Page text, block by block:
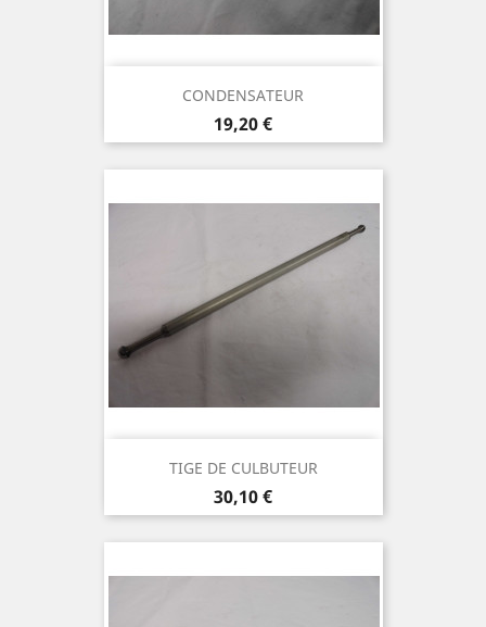
CONDENSATEUR
Prix
19,20 €
TIGE DE CULBUTEUR
Prix
30,10 €